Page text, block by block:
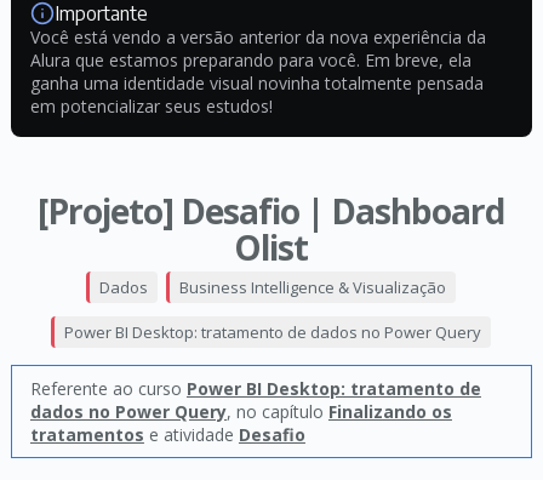
Importante
Você está vendo a versão anterior da nova experiência da
Alura que estamos preparando para você. Em breve, ela
ganha uma identidade visual novinha totalmente pensada
em potencializar seus estudos!
[Projeto] Desafio | Dashboard
Olist
Dados Business Intelligence & Visualização
Power BI Desktop: tratamento de dados no Power Query
Referente ao curso Power BI Desktop: tratamento de
dados no Power Query, no capítulo Finalizando os
tratamentos e atividade Desafio